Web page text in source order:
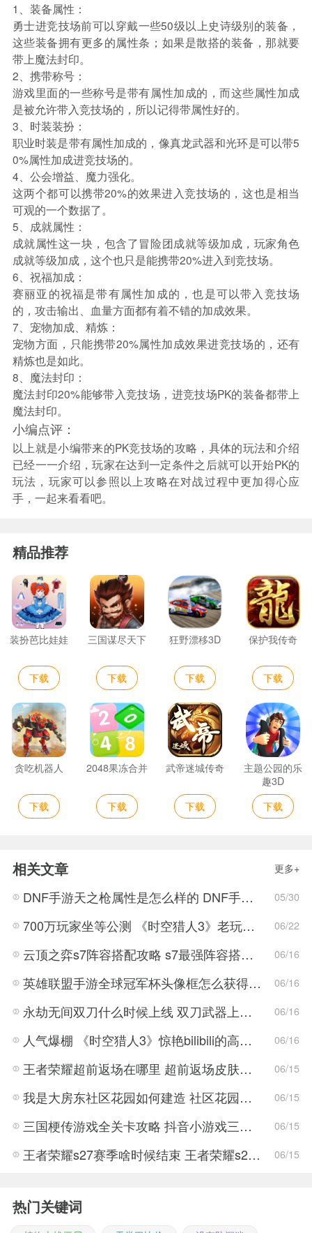
1、装备属性：
勇士进竞技场前可以穿戴一些50级以上史诗级别的装备，
这些装备拥有更多的属性条；如果是散搭的装备，那就要
带上魔法封印。
2、携带称号：
游戏里面的一些称号是带有属性加成的，而这些属性加成
是被允许带入竞技场的，所以记得带属性好的。
3、时装装扮：
职业时装是带有属性加成的，像真龙武器和光环是可以带5
0%属性加成进竞技场的。
4、公会增益、魔力强化。
这两个都可以携带20%的效果进入竞技场的，这也是相当
可观的一个数据了。
5、成就属性：
成就属性这一块，包含了冒险团成就等级加成，玩家角色
成就等级加成，这个也只是能携带20%进入到竞技场。
6、祝福加成：
赛丽亚的祝福是带有属性加成的，也是可以带入竞技场
的，攻击输出、血量方面都有着不错的加成效果。
7、宠物加成、精炼：
宠物方面，只能携带20%属性加成效果进竞技场的，还有
精炼也是如此。
8、魔法封印：
魔法封印20%能够带入竞技场，进竞技场PK的装备都带上
魔法封印。
小编点评：
以上就是小编带来的PK竞技场的攻略，具体的玩法和介绍
已经一一介绍，玩家在达到一定条件之后就可以开始PK的
玩法，玩家可以参照以上攻略在对战过程中更加得心应
手，一起来看看吧。
精品推荐
装扮芭比娃娃
下载
三国谋尽天下
下载
狂野漂移3D
下载
保护我传奇
下载
贪吃机器人
下载
2048果冻合并
下载
武帝迷城传奇
下载
主题公园的乐
趣3D
下载
相关文章 更多+
DNF手游天之枪属性是怎么样的 DNF手游天之枪属性抢先看 05/30
700万玩家坐等公测 《时空猎人3》老玩家加速回归! 06/22
云顶之弈s7阵容搭配攻略 s7最强阵容搭配组成大全最新 06/16
英雄联盟手游全球冠军杯头像框怎么获得 LOL手游2022全球冠军杯头像框领取活动 06/16
永劫无间双刀什么时候上线 双刀武器上线时间说明与分享 06/16
人气爆棚 《时空猎人3》惊艳bilibili的高能游戏展发布会 06/16
王者荣耀超前返场在哪里 超前返场皮肤介绍与活动一览 06/15
我是大房东社区花园如何建造 社区花园建造有什么条件 06/15
三国梗传游戏全关卡攻略 抖音小游戏三国梗传全结局一览 06/15
王者荣耀s27赛季啥时候结束 王者荣耀s27结束时间 06/15
热门关键词